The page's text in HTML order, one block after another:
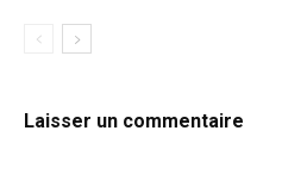
Laisser un commentaire